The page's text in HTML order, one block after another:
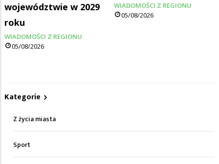
województwie w 2029
roku
WIADOMOŚCI Z REGIONU
05/08/2026
WIADOMOŚCI Z REGIONU
05/08/2026
Kategorie
Z życia miasta
Sport